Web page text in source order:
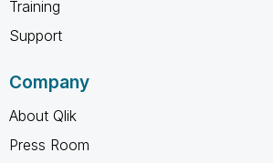
Training
Support
Company
About Qlik
Press Room